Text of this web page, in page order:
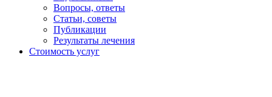
Вопросы, ответы
Статьи, советы
Публикации
Результаты лечения
Стоимость услуг